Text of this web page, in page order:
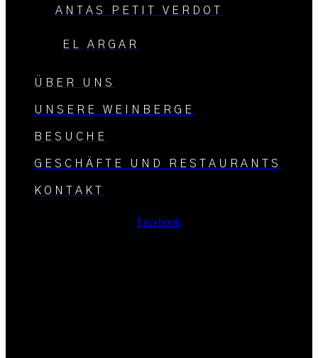
ANTAS PETIT VERDOT
EL ARGAR
ÜBER UNS
UNSERE WEINBERGE
BESUCHE
GESCHÄFTE UND RESTAURANTS
KONTAKT
Facebook